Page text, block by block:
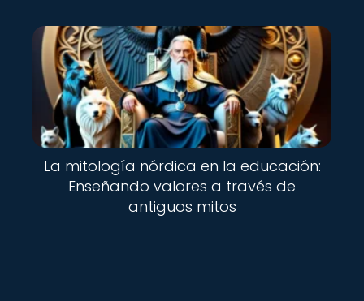
La mitología nórdica en la educación:
Enseñando valores a través de
antiguos mitos